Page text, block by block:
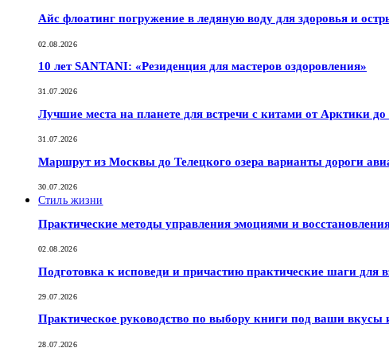
Айс флоатинг погружение в ледяную воду для здоровья и
02.08.2026
10 лет SANTANI: «Резиденция для мастеров оздоровления»
31.07.2026
Лучшие места на планете для встречи с китами от Арктики
31.07.2026
Маршрут из Москвы до Телецкого озера варианты дороги
30.07.2026
Стиль жизни
Практические методы управления эмоциями и
02.08.2026
Подготовка к исповеди и причастию практические шаги для
29.07.2026
Практическое руководство по выбору книги под ваши вкусы
28.07.2026